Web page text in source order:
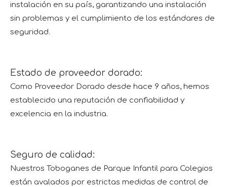
instalación en su país, garantizando una instalación
sin problemas y el cumplimiento de los estándares de
seguridad.
Estado de proveedor dorado:
Como Proveedor Dorado desde hace 9 años, hemos
establecido una reputación de confiabilidad y
excelencia en la industria.
Seguro de calidad:
Nuestros Toboganes de Parque Infantil para Colegios
están avalados por estrictas medidas de control de